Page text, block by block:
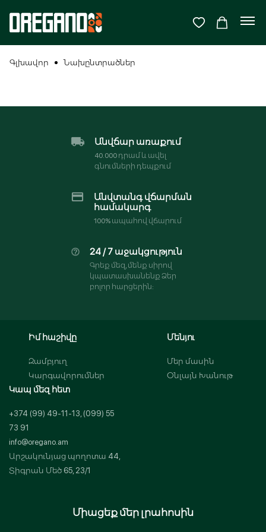
Հիշել ինձ
Գլխավոր Նախընտրածներ
Անվճար առաքում
40․000 դրամ և ավել
գնումների դեպքում
Անվտանգ վճարման
համակարգ
100% ապահով վճարում
24 / 7 աջակցություն
Գրեք մեզ, մենք սիրով
կպատասխանենք Ձեր
բոլոր հարցերին:
Իմ հաշիվը
Զամբյուղ
Կարգավորումներ
Մենյու
Մեր մասին
Օնլայն Խանութ
Կապ մեզ հետ
+374 (99) 49-11-13, (099) 55
73 91
info@oregano.am
Արշակունյաց պողոտա 44,
Տիգրան Մեծ 65, 23/1
Միացեք մեր լրահոսին